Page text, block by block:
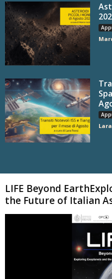
LIFE Beyond
the Future of Italian